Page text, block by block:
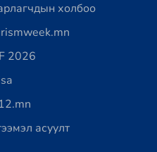
холбоо
2026
асуулт